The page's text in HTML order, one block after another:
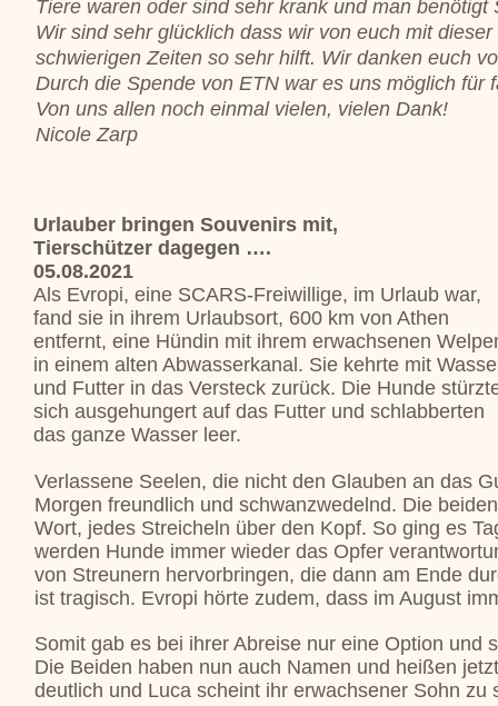
Tiere waren oder sind sehr krank und man
Wir sind sehr glücklich dass wir von euch mit
schwierigen Zeiten so sehr hilft. Wir danken euch
Durch die Spende von ETN war es uns möglich
Von uns allen noch einmal vielen, vielen Dank!
Nicole Zarp
Urlauber bringen Souvenirs mit,
Tierschützer dagegen ….
05.08.2021
Als Evropi, eine SCARS-Freiwillige, im Urlaub war,
fand sie in ihrem Urlaubsort, 600 km von Athen
entfernt, eine Hündin mit ihrem erwachsenen
in einem alten Abwasserkanal. Sie kehrte mit
und Futter in das Versteck zurück. Die Hunde
sich ausgehungert auf das Futter und schlabberten
das ganze Wasser leer.
Verlassene Seelen, die nicht den Glauben an das
Morgen freundlich und schwanzwedelnd. Die
Wort, jedes Streicheln über den Kopf. So ging es
werden Hunde immer wieder das Opfer
von Streunern hervorbringen, die dann am Ende
ist tragisch. Evropi hörte zudem, dass im August
Somit gab es bei ihrer Abreise nur eine Option und
Die Beiden haben nun auch Namen und heißen
deutlich und Luca scheint ihr erwachsener Sohn